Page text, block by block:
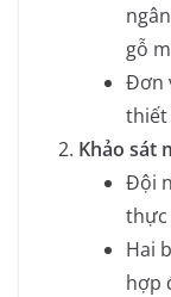
gỗ
Đơn
thiết
Khảo sát
Đội
thực
Hai
hợp